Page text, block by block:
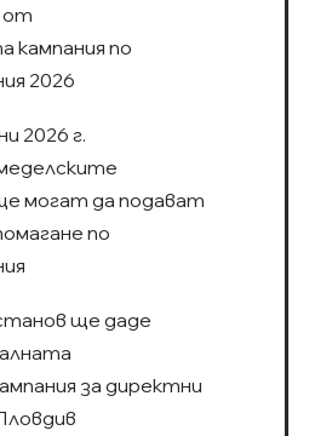
от
кампания по
2026
2026 г.
могат да подават
по
ще даде
за директни